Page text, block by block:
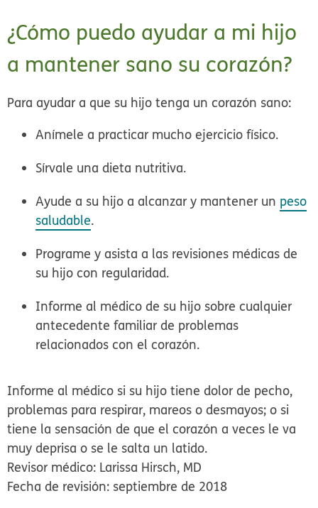
¿Cómo puedo ayudar a mi hijo
a mantener sano su corazón?
Para ayudar a que su hijo tenga un corazón sano:
Anímele a practicar mucho ejercicio físico.
Sírvale una dieta nutritiva.
Ayude a su hijo a alcanzar y mantener un peso
saludable.
Programe y asista a las revisiones médicas de
su hijo con regularidad.
Informe al médico de su hijo sobre cualquier
antecedente familiar de problemas
relacionados con el corazón.
Informe al médico si su hijo tiene dolor de pecho,
problemas para respirar, mareos o desmayos; o si
tiene la sensación de que el corazón a veces le va
muy deprisa o se le salta un latido.
Revisor médico: Larissa Hirsch, MD
Fecha de revisión: septiembre de 2018